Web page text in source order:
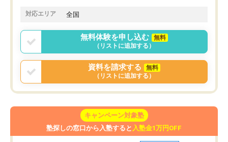
対応エリア 全国
無料体験を申し込む
無料
（リストに追加する）
資料を請求する
無料
（リストに追加する）
キャンペーン対象塾
塾探しの窓口から入塾すると 入塾金1万円OFF